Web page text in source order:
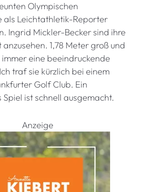
Olympischen
als Leichtathletik-Reporter
Ingrid Mickler-Becker sind ihre
1,78 Meter groß und
eine beeindruckende
traf sie kürzlich bei einem
Golf Club. Ein
ist schnell ausgemacht.
Anzeige